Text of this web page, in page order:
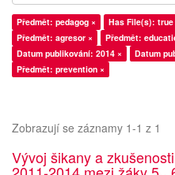
Předmět: pedagog × Has File(s): true
Předmět: agresor ×
Předmět:
Datum publikování: 2014 ×
Datum
Předmět: prevention ×
Zobrazují se záznamy 1-1 z 1
Vývoj šikany a